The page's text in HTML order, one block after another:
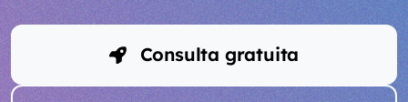
Consulta gratuita